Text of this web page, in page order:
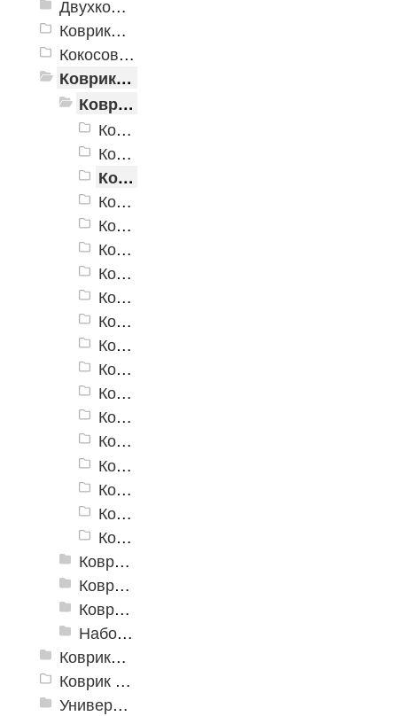
Двухкомпонентные коврики
Коврики на пенорезине
Кокосовые коврики
Коврики для ванн
Коврики для ванн «V-Line»
Коврики для ванн «V-Line» OV3
Коврики для ванн «V-Line» OV5
Коврики для ванн «V-Line» 6153
Коврики для ванн «V-Line» 6153VT
Коврики для ванн «V-Line» 6344 R
Коврики для ванн «V-Line» 6637
Коврики для ванн «V-Line» 6637 BG
Коврики для ванн «V-Line» 6656
Коврики для ванн «V-Line» 7007 GR
Коврики для ванн «V-Line» 7018 F
Коврики для ванн «V-Line» 7019
Коврики для ванн «V-Line» 7101 C
Коврики для ванн «V-Line» 7101 GR
Коврики для ванн «V-Line» 7120
Коврики для ванн «V-Line» 7147
Коврики для ванн «V-Line» V4C
Коврики для ванн «V-Line» V7
Коврики для ванн «V-Line» V13
Коврики для ванн «V-Line», фотопечать
Коврики для ванн против скольжения
Коврики для ванной
Набор ковриков
Коврики и дорожки пористые (Лапша)
Коврик флокированный
Универсальные коврики